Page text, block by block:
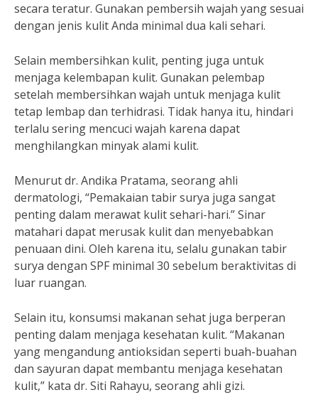
secara teratur. Gunakan pembersih wajah yang sesuai
dengan jenis kulit Anda minimal dua kali sehari.
Selain membersihkan kulit, penting juga untuk
menjaga kelembapan kulit. Gunakan pelembap
setelah membersihkan wajah untuk menjaga kulit
tetap lembap dan terhidrasi. Tidak hanya itu, hindari
terlalu sering mencuci wajah karena dapat
menghilangkan minyak alami kulit.
Menurut dr. Andika Pratama, seorang ahli
dermatologi, “Pemakaian tabir surya juga sangat
penting dalam merawat kulit sehari-hari.” Sinar
matahari dapat merusak kulit dan menyebabkan
penuaan dini. Oleh karena itu, selalu gunakan tabir
surya dengan SPF minimal 30 sebelum beraktivitas di
luar ruangan.
Selain itu, konsumsi makanan sehat juga berperan
penting dalam menjaga kesehatan kulit. “Makanan
yang mengandung antioksidan seperti buah-buahan
dan sayuran dapat membantu menjaga kesehatan
kulit,” kata dr. Siti Rahayu, seorang ahli gizi.